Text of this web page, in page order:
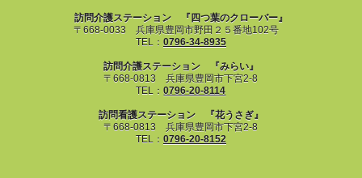
訪問介護ステーション 『四つ葉のクローバー』
〒668-0033 兵庫県豊岡市野田２５番地102号
TEL： 0796-34-8935
訪問介護ステーション 『みらい』
〒668-0813 兵庫県豊岡市下宮2-8
TEL：0796-20-8114
訪問看護ステーション 『花うさぎ』
〒668-0813 兵庫県豊岡市下宮2-8
TEL： 0796-20-8152